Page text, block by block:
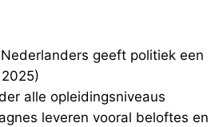
geeft politiek een
alle opleidingsniveaus
leveren vooral beloftes en